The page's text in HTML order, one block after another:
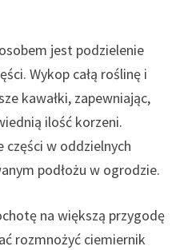
jest podzielenie
Wykop całą roślinę i
kawałki, zapewniając,
ilość korzeni.
części w oddzielnych
podłożu w ogrodzie.
na większą przygodę
rozmnożyć ciemiernik